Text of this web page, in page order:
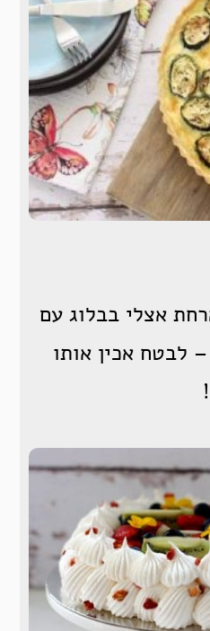
אצלי בבלוג עם
לבטח אכין אותו